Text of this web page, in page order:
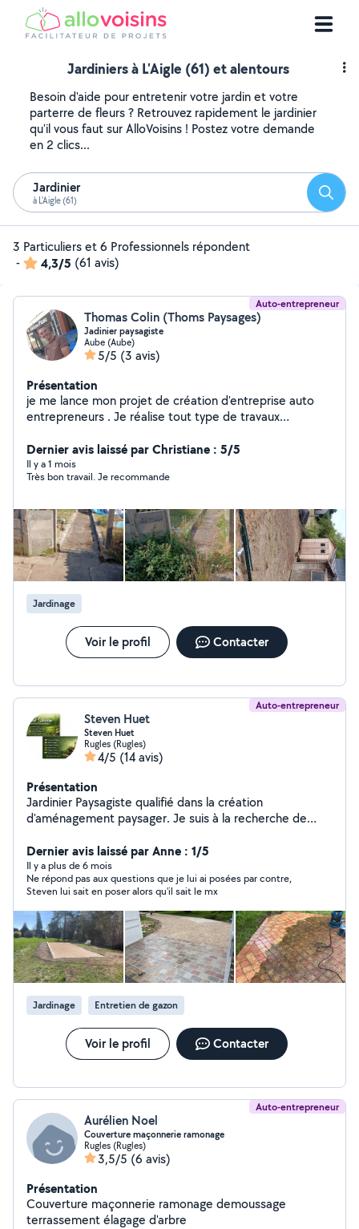
Jardiniers à L'Aigle (61) et alentours
Besoin d'aide pour entretenir votre jardin et votre
parterre de fleurs ? Retrouvez rapidement le jardinier
qu'il vous faut sur AlloVoisins ! Postez votre demande
en 2 clics...
Jardinier
à L'Aigle (61)
3 Particuliers et 6 Professionnels répondent
-
4,3/5 (61 avis)
Auto-entrepreneur
Thomas Colin (Thoms Paysages)
Jadinier paysagiste
Aube (Aube)
5/5 (3 avis)
Présentation
je me lance mon projet de création d'entreprise auto
entrepreneurs . Je réalise tout type de travaux
aimant travailler avec la nature, se n'est pas seulement
un métier mais une passion
Dernier avis laissé par Christiane : 5/5
Il y a 1 mois
Très bon travail. Je recommande
Jardinage
Voir le profil Contacter
Auto-entrepreneur
Steven Huet
Steven Huet
Rugles (Rugles)
4/5 (14 avis)
Présentation
Jardinier Paysagiste qualifié dans la création
d'aménagement paysager. Je suis à la recherche de
Dernier avis laissé par Anne : 1/5
Il y a plus de 6 mois
Ne répond pas aux questions que je lui ai posées par contre,
Steven lui sait en poser alors qu'il sait le mx
Jardinage Entretien de gazon
Voir le profil Contacter
Auto-entrepreneur
Aurélien Noel
Couverture maçonnerie ramonage
Rugles (Rugles)
3,5/5 (6 avis)
Présentation
Couverture maçonnerie ramonage demoussage
terrassement élagage d'arbre